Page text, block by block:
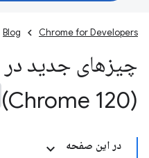
Chrome for Developers
Blog
چیزهای جدید در Dev
(Chrome 120)
در این صفحه